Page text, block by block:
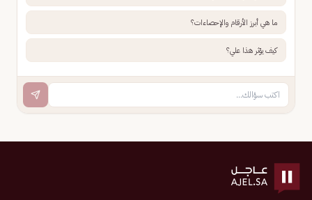
ما هي أبرز الأرقام والإحصاءات؟
كيف يؤثر هذا علي؟